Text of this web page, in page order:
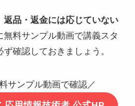
返品・返金には応じていない
無料サンプル動画で講義スタ
確認しておきましょう。
サンプル動画で確認／